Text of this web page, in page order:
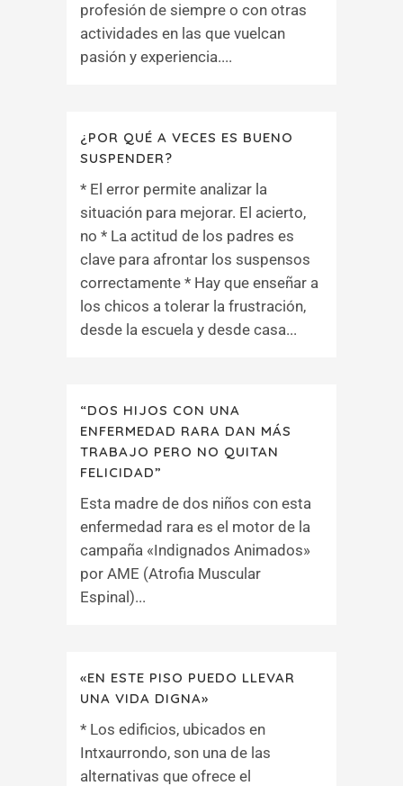
profesión de siempre o con otras
actividades en las que vuelcan
pasión y experiencia....
¿POR QUÉ A VECES ES BUENO
SUSPENDER?
* El error permite analizar la
situación para mejorar. El acierto,
no * La actitud de los padres es
clave para afrontar los suspensos
correctamente * Hay que enseñar a
los chicos a tolerar la frustración,
desde la escuela y desde casa...
“DOS HIJOS CON UNA
ENFERMEDAD RARA DAN MÁS
TRABAJO PERO NO QUITAN
FELICIDAD”
Esta madre de dos niños con esta
enfermedad rara es el motor de la
campaña «Indignados Animados»
por AME (Atrofia Muscular
Espinal)...
«EN ESTE PISO PUEDO LLEVAR
UNA VIDA DIGNA»
* Los edificios, ubicados en
Intxaurrondo, son una de las
alternativas que ofrece el